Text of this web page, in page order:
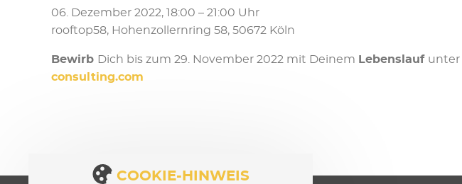
06. Dezember 2022, 18:00 – 21:00 Uhr
rooftop58, Hohenzollernring 58, 50672 Köln
Bewirb Dich bis zum 29. November 2022 mit Deinem Lebenslauf unter
consulting.com
COOKIE-HINWEIS